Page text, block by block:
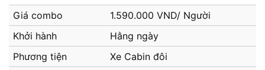
Giá combo
1.590.000 VND/ Người
Khởi hành
Hằng ngày
Phương tiện
Xe Cabin đôi